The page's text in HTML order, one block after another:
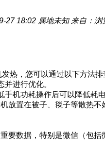
27 18:02 属地未知 来自：浏
热，您可以通过以下方法排
进行优化。
机功耗操作后可以降低耗
放置在被子、毯子等散热
要数据，特别是微信（包